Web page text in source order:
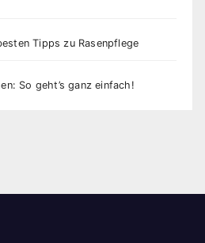
Tipps zu Rasenpflege
So geht’s ganz einfach!